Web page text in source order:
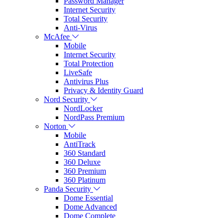
Internet Security
Total Security
Anti-Virus
McAfee
Mobile
Internet Security
Total Protection
LiveSafe
Antivirus Plus
Privacy & Identity Guard
Nord Security
NordLocker
NordPass Premium
Norton
Mobile
AntiTrack
360 Standard
360 Deluxe
360 Premium
360 Platinum
Panda Security
Dome Essential
Dome Advanced
Dome Complete